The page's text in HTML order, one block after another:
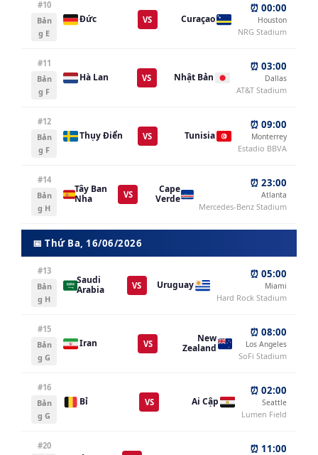
#10
Bản
g E
Đức VS Curaçao
⏰ 00:00
Houston
NRG Stadium
#11
Bản
g F
Hà Lan VS Nhật Bản
⏰ 03:00
Dallas
AT&T Stadium
#12
Bản
g F
Thụy Điển VS Tunisia
⏰ 09:00
Monterrey
Estadio BBVA
#14
Bản
g H
Tây Ban
Nha
VS
Cape
Verde
⏰ 23:00
Atlanta
Mercedes-Benz Stadium
📅 Thứ Ba, 16/06/2026
#13
Bản
g H
Saudi
Arabia
VS Uruguay
⏰ 05:00
Miami
Hard Rock Stadium
#15
Bản
g G
Iran VS
New
Zealand
⏰ 08:00
Los Angeles
SoFi Stadium
#16
Bản
g G
Bỉ VS Ai Cập
⏰ 02:00
Seattle
Lumen Field
#20
⏰ 11:00